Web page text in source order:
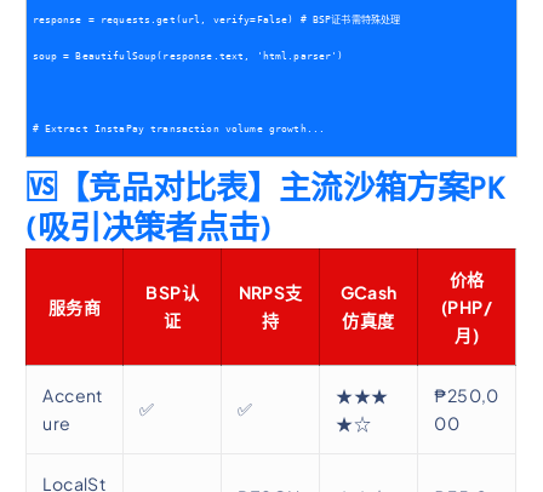
response = requests.get(url, verify=False) # BSP证书需特殊处理
soup = BeautifulSoup(response.text, 'html.parser')
# Extract InstaPay transaction volume growth...
🆚【竞品对比表】主流沙箱方案PK
(吸引决策者点击)
服务商
BSP认
证
NRPS支
持
GCash
仿真度
价格
(PHP/
月)
Accent
ure
✅ ✅
★★★
★☆
₱250,0
00
LocalSt